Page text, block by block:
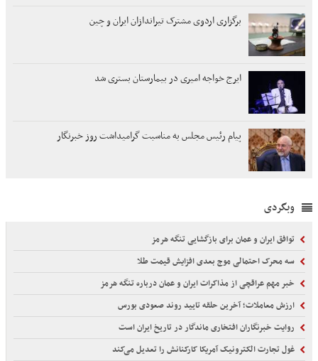
برگزاری اردوی مشترک تیراندازان ایران و چین
ایرج خواجه امیری در بیمارستان بستری شد
پیام رئیس مجلس به مناسبت گرامیداشت روز خبرنگار
وبگردی
توافق ایران و عمان برای بازگشایی تنگه هرمز
سه محرک احتمالی موج بعدی افزایش قیمت طلا
خبر مهم عراقچی از مذاکرات ایران و عمان درباره تنگه هرمز
ارزش معاملات؛ آخرین حلقه تایید روند صعودی بورس
روایت خبرنگاران افتخاری ماندگار در تاریخ ایران است
غول تجارت الکترونیک آمریکا کارکنانش را تعدیل می‌کند